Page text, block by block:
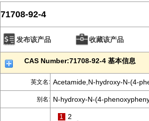
71708-92-4
发布该产品 收藏该产品
CAS Number:71708-92-4 基本信息
英文名: Acetamide,N-hydroxy-N-(4-
别名: N-hydroxy-N-(4-
1 2